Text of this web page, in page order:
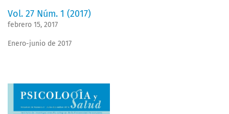
Vol. 27 Núm. 1 (2017)
febrero 15, 2017
Enero-junio de 2017